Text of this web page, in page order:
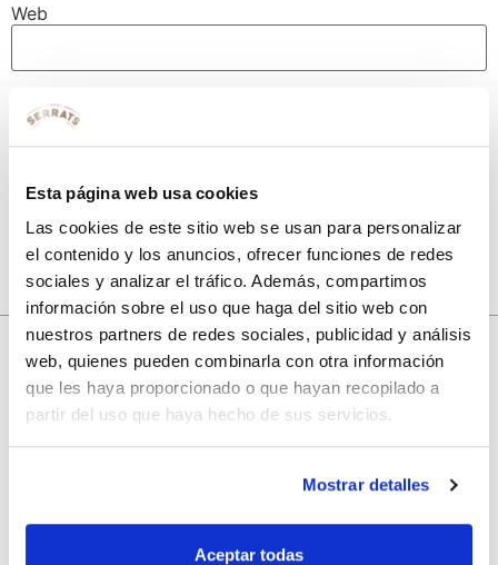
Esta página web usa cookies
Las cookies de este sitio web se usan para personalizar
el contenido y los anuncios, ofrecer funciones de redes
sociales y analizar el tráfico. Además, compartimos
información sobre el uso que haga del sitio web con
nuestros partners de redes sociales, publicidad y análisis
web, quienes pueden combinarla con otra información
que les haya proporcionado o que hayan recopilado a
partir del uso que haya hecho de sus servicios.
Mostrar detalles
Aceptar todas
Web
Guarda mi nombre, correo electrónico y web en este
navegador para la próxima vez que comente.
10% de descuento
con tu primera compra.
a nuestra newsletter para recibir nuestrasofertas